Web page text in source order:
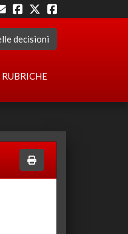
decisioni
RUBRICHE